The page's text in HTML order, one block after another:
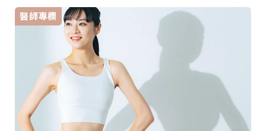
也是她對每個求美者的期許。圖/芯漾皮膚科提供❤️ 想了解更多關於芯
漾皮膚科❤️☎️04-7289299?彰化市民族路425號⭕️ 芯漾皮膚科官方網
站⭕️Instagram⭕️ Facebook⭕️ Line@官方帳號
功效，更比電波及冷凍減脂多了肌肉雕塑效果。EMSCULPT NEO適用
於產後有腹直肌分離或是輕微皮膚鬆弛的媽媽，可以改善產後腹直肌分
離以及肚皮鬆弛；辦公室長期久坐、肌少型肥胖、運動加節食還是無法
消除局部肥胖等泡芙人以及有掰掰袖或是BMI介於24-35的族群，都可
藉由黑科技EMSCULPT NEO的輔助來雕塑體態。各年齡層的體雕規劃
初樂極致美學診所鄭雅瑜醫師表示，年輕族群較不容易出現肌膚鬆弛的
情況（視體質或生活習慣會有影響），如果是有脂肪堆積，有減脂可以
使用冷凍減脂或是超音波溶脂，肌膚沒有鬆弛情況則不用搭配電波療
程。40或是50歲後的中壯年族群，除了脂肪堆積問題，肌力流失情況
也比年輕族群嚴重，當肌肉流失，表皮失去支撐力，肌膚鬆弛問題也會
發生，鄭雅瑜醫師建議此時就需要減脂、增肌、緊實同時進行，雖然各
年齡層的身體需求問題都不同，但絕大多數都還是在意脂肪過多，再者
是肌肉量不足及肌膚鬆弛，以往都是不同機器來搭配使用，現在有
EMSCULPT NEO能符合需求同時達到這三項效果，讓各年齡層在意的
問題都可涵蓋到︒此外如果屬於脂肪堆積情況較嚴重，鄭雅瑜醫師也建
女孩請注意~不能不知道的HIFEM科技｜NEO 熱磁減脂點我查看療程完
整資訊⎋
醫師專欄